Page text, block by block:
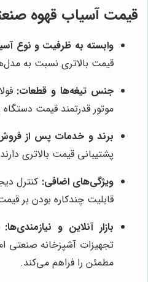
قیمت آسیاب قهوه
وابسته به ظرفیت و نوع
قیمت بالاتری نسبت به
جنس تیغه‌ها و قطعات:
موتور قدرتمند قیمت
برند و خدمات پس از
پشتیبانی قیمت بالاتری
ویژگی‌های اضافی: کنترل
قابلیت چندکاره بودن بر
بازار آنلاین و نیازمندی‌ها:
تجهیزات آشپزخانه صنعتی
مطمئن را فراهم می‌کند.